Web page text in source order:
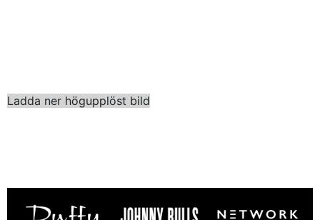
Ladda ner högupplöst bild